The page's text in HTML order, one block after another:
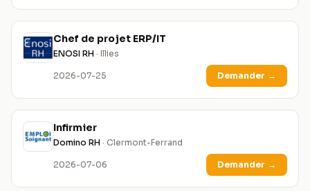
Chef de projet ERP/IT
ENOSI RH · Illies
2026-07-25 Demander →
Infirmier
Domino RH · Clermont-Ferrand
2026-07-06 Demander →